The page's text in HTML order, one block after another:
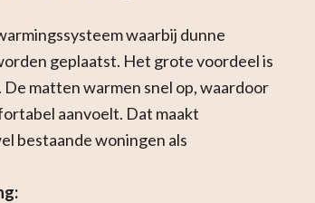
waarbij dunne
geplaatst. Het grote voordeel is
matten warmen snel op, waardoor
aanvoelt. Dat maakt
bestaande woningen als